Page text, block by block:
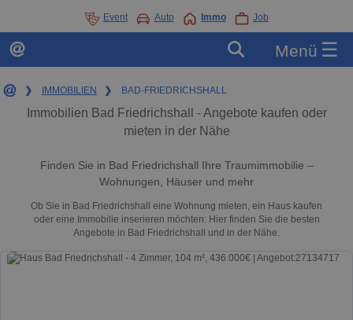
Event Auto Immo Job
Menü ☰
❯ IMMOBILIEN ❯ BAD-FRIEDRICHSHALL
Immobilien Bad Friedrichshall - Angebote kaufen oder
mieten in der Nähe
Finden Sie in Bad Friedrichshall Ihre Traumimmobilie –
Wohnungen, Häuser und mehr
Ob Sie in Bad Friedrichshall eine Wohnung mieten, ein Haus kaufen
oder eine Immobilie inserieren möchten: Hier finden Sie die besten
Angebote in Bad Friedrichshall und in der Nähe.